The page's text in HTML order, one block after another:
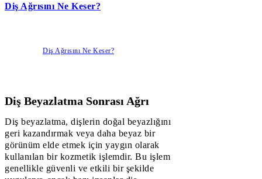
Diş Ağrısını Ne Keser?
Diş Ağrısını Ne Keser?
Diş Beyazlatma Sonrası Ağrı
Diş beyazlatma, dişlerin doğal beyazlığını
geri kazandırmak veya daha beyaz bir
görünüm elde etmek için yaygın olarak
kullanılan bir kozmetik işlemdir. Bu işlem
genellikle güvenli ve etkili bir şekilde